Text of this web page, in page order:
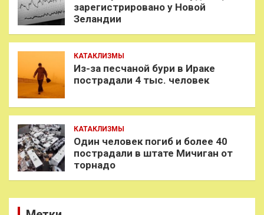
зарегистрировано у Новой
Зеландии
КАТАКЛИЗМЫ
Из-за песчаной бури в Ираке
пострадали 4 тыс. человек
КАТАКЛИЗМЫ
Один человек погиб и более 40
пострадали в штате Мичиган от
торнадо